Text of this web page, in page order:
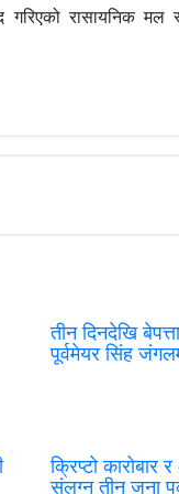
गरिएको रासायनिक मल
तीन दिनदेखि
पूर्वमेयर सिंह
क्रिप्टो कारोबार
संलग्न तीन जना